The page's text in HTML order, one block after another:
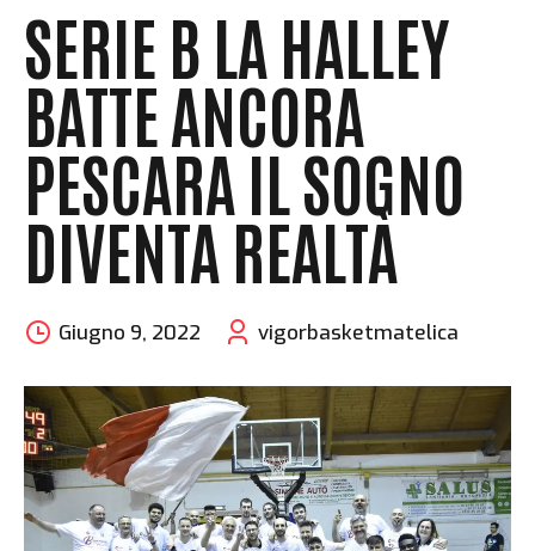
SERIE B LA HALLEY
BATTE ANCORA
PESCARA IL SOGNO
DIVENTA REALTÀ
Giugno 9, 2022 vigorbasketmatelica